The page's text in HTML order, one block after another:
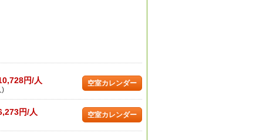
円/人
)
空室カレンダー
円/人 空室カレンダー